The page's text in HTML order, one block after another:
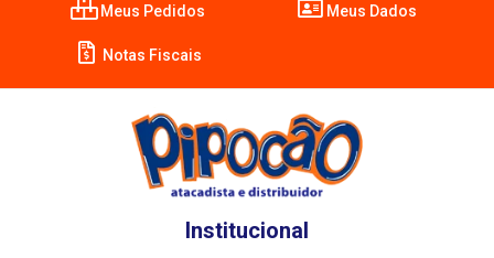
Meus Pedidos Meus Dados
Notas Fiscais
Institucional